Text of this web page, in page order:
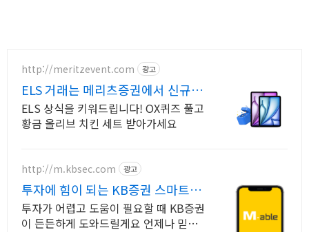
http://meritzevent.com 광고
ELS 거래는 메리츠증권에서 신규,
기존고객 모두 참여가능
ELS 상식을 키워드립니다! OX퀴즈 풀고
황금 올리브 치킨 세트 받아가세요
http://m.kbsec.com 광고
투자에 힘이 되는 KB증권 스마트한
투자의 시작
투자가 어렵고 도움이 필요할 때 KB증권
이 든든하게 도와드릴게요 언제나 믿을